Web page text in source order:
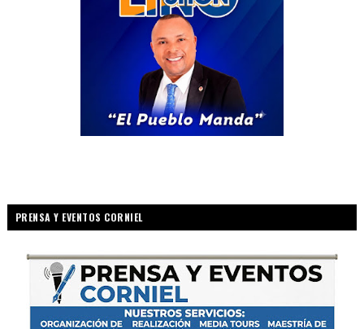
PRENSA Y EVENTOS CORNIEL